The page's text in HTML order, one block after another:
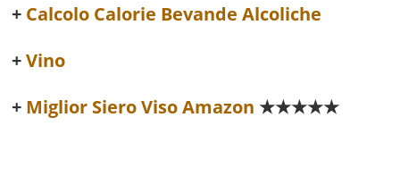
Calcolo Calorie Bevande Alcoliche
Vino
Miglior Siero Viso Amazon ★★★★★